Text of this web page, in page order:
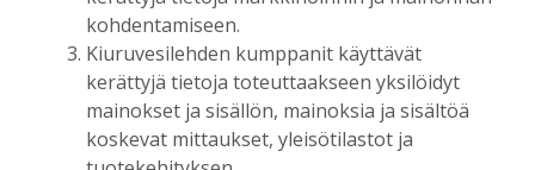
UUSIMMAT
MIELIPIDE 6.8. 16:09
Kuinka kauan Kiuruveden pyöräteiden
annetaan rapistua?
kohdentamiseen.
Kiuruvesilehden kumppanit käyttävät
kerättyjä tietoja toteuttaakseen yksilöidyt
mainokset ja sisällön, mainoksia ja sisältöä
koskevat mittaukset, yleisötilastot ja